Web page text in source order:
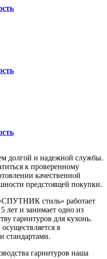
долгой и надежной службы.
к проверенному
качественной
предстоящей покупки.
стиль» работает
лет и занимает одно из
гарнитуров для кухонь.
в
стандартами.
гарнитуров наша